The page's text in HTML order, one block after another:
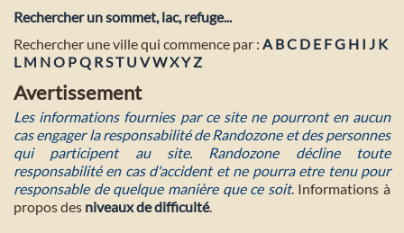
Rechercher un sommet, lac, refuge...
Rechercher une ville qui commence par : A BC D E FG H I J K
L M NO PQ RST U VWXYZ
Avertissement
Les informations fournies par ce site ne pourront en aucun
cas engager la responsabilité de Randozone et des personnes
qui participent au site. Randozone décline toute
responsabilité en cas d'accident et ne pourra etre tenu pour
responsable de quelque manière que ce soit. Informations à
propos des niveaux de difficulté.